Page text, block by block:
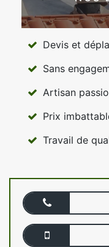
Devis et
Sans
Artisan
Prix
Travail de